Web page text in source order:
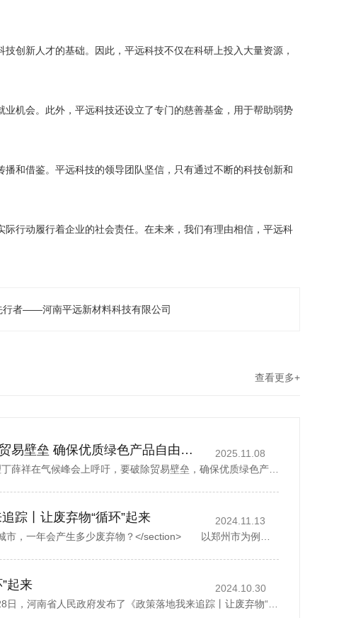
创新人才的基础。因此，平远科技不仅在科研上投入大量资源，
机会。此外，平远科技还设立了专门的慈善基金，用于帮助弱势
和借鉴。平远科技的领导团队坚信，只有通过不断的科技创新和
行动履行着企业的社会责任。在未来，我们有理由相信，平远科
行者——河南平远新材料科技有限公司
查看更多+
丁薛祥吁破除贸易壁垒 确保优质绿色产品自由流通
2025.11.08
踪丨让废弃物“循环”起来
2024.11.13
起来
2024.10.30